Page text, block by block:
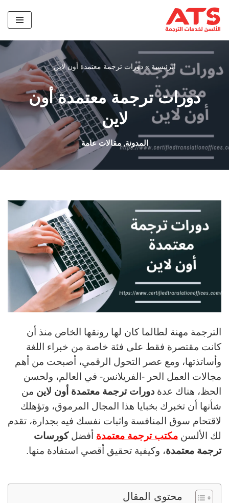
تخطى
إلى
المحتوى
الرئيسية »دورات ترجمة معتمدة أون لاين
دورات ترجمة معتمدة أون
لاين
المدونة,مقالات عامة
الترجمة مهنة لطالما كان لها رونقها الخاص منذ أن
كانت مقتصرة فقط على فئة خاصة من خبراء اللغة
وأساتذتها، ومع عصر التحول الرقمي، أصبحت من أهم
مجالات العمل الحر -الفريلانس- في العالم، ولحسن
الحظ، هناك عدة دورات ترجمة معتمدة أون لاين من
شأنها أن تخبرك بخبايا هذا المجال المرموق، وتؤهلك
لاقتحام سوق المنافسة واثبات نفسك فيه بجدارة، تقدم
لك الألسن مكتب ترجمة معتمدة أفضلكورسات
ترجمة معتمدة، وكيفية تحقيق أقصي استفادة منها.
محتوى المقال